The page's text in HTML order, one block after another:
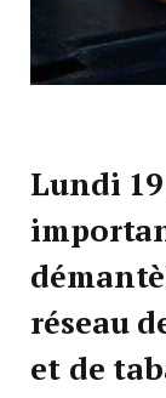
Lundi
réseau
et de